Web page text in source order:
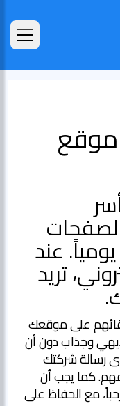
موقع
عند
تريد
على موقعك
وجذاب دون أن
رسالة شركتك
كما يجب أن
مع الحفاظ على